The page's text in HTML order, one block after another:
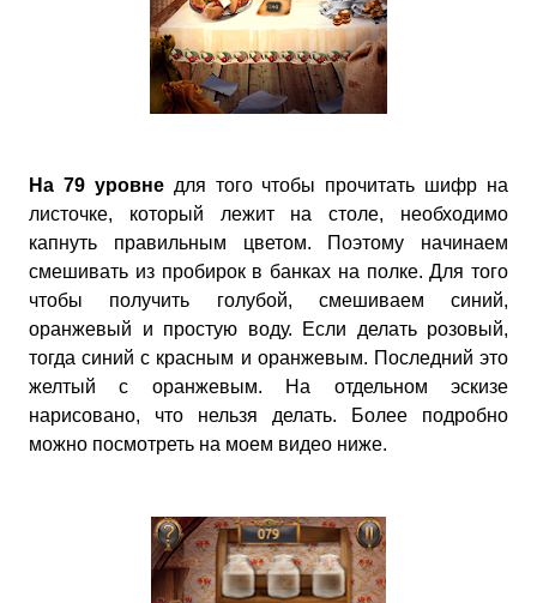
На 79 уровне для того чтобы прочитать шифр на
листочке, который лежит на столе, необходимо
капнуть правильным цветом. Поэтому начинаем
смешивать из пробирок в банках на полке. Для того
чтобы получить голубой, смешиваем синий,
оранжевый и простую воду. Если делать розовый,
тогда синий с красным и оранжевым. Последний это
желтый с оранжевым. На отдельном эскизе
нарисовано, что нельзя делать. Более подробно
можно посмотреть на моем видео ниже.